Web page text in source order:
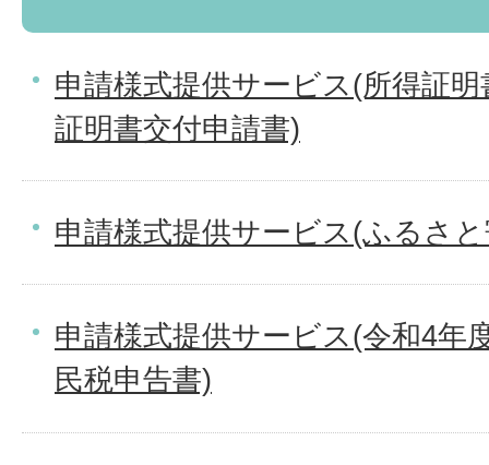
申請様式提供サービス(所得証
証明書交付申請書)
申請様式提供サービス(ふるさ
申請様式提供サービス(令和4年
民税申告書)